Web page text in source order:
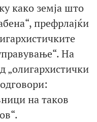
како земја што
префрлајќи
На
на таков